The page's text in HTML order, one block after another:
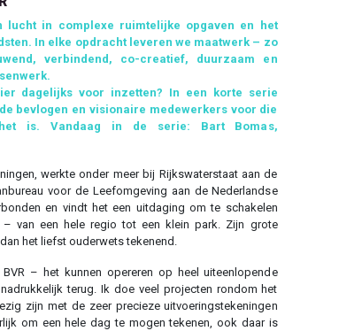
lucht in complexe ruimtelijke opgaven en het
In elke opdracht leveren we maatwerk – zo
verbindend, co-creatief, duurzaam en
dagelijks voor inzetten? In een korte serie
bevlogen en visionaire medewerkers voor die
is. Vandaag in de serie: Bart Bomas,
werkte onder meer bij Rijkswaterstaat aan de
voor de Leefomgeving aan de Nederlandse
en vindt het een uitdaging om te schakelen
– van een hele regio tot een klein park. Zijn grote
het liefst ouderwets tekenend.
BVR – het kunnen opereren op heel uiteenlopende
terug. Ik doe veel projecten rondom het
zijn met de zeer precieze uitvoeringstekeningen
om een hele dag te mogen tekenen, ook daar is